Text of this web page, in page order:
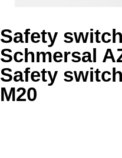
Safety
Schmersal
Safety
M20